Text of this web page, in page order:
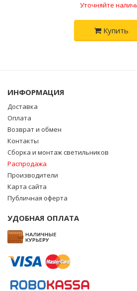
Уточняйте
Купить
ИНФОРМАЦИЯ
Доставка
Оплата
Возврат и обмен
Контакты
Сборка и монтаж светильников
Распродажа
Производители
Карта сайта
Публичная оферта
УДОБНАЯ ОПЛАТА